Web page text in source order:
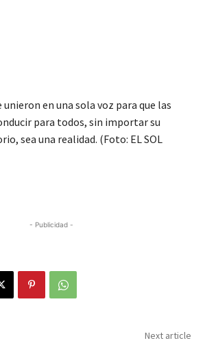
unieron en una sola voz para que las
para todos, sin importar su
sea una realidad. (Foto: EL SOL
- Publicidad -
Next article